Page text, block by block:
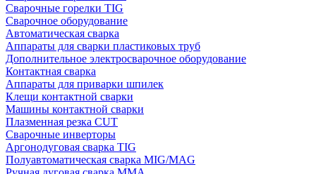
Сварочные горелки TIG
Сварочное оборудование
Автоматическая сварка
Аппараты для сварки пластиковых труб
Дополнительное электросварочное оборудование
Контактная сварка
Аппараты для приварки шпилек
Клещи контактной сварки
Машины контактной сварки
Плазменная резка CUT
Сварочные инверторы
Аргонодуговая сварка TIG
Полуавтоматическая сварка MIG/MAG